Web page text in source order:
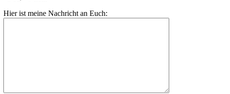
Hier ist meine Nachricht an Euch: